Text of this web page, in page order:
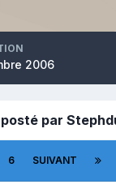
2006
par
6 SUIVANT